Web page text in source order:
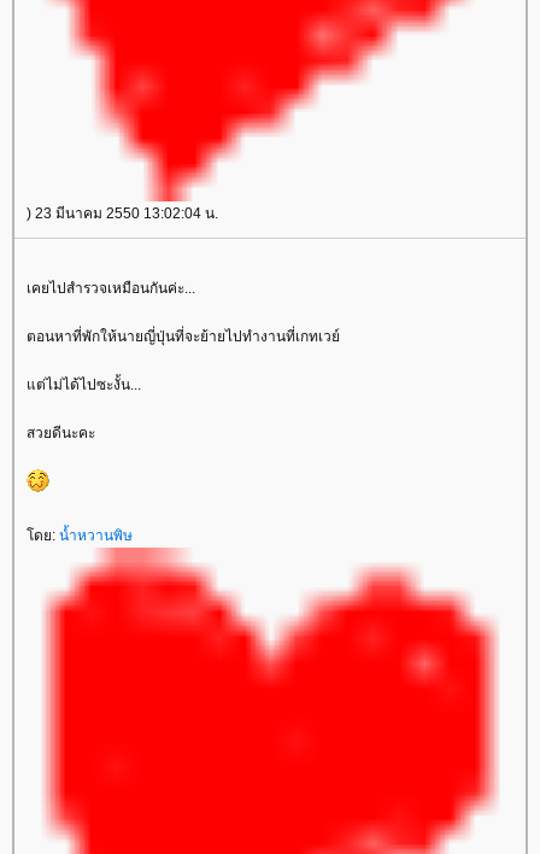
) 23 มีนาคม 2550 13:02:04 น.
เคยไปสำรวจเหมือนกันค่ะ...
ตอนหาที่พักให้นายญี่ปุ่นที่จะย้ายไปทำงานที่เกทเวย์
ต่ไม่ได้ไปซะงั้น...
สวยดีนะคะ
ดย: น้ำหวานพิษ